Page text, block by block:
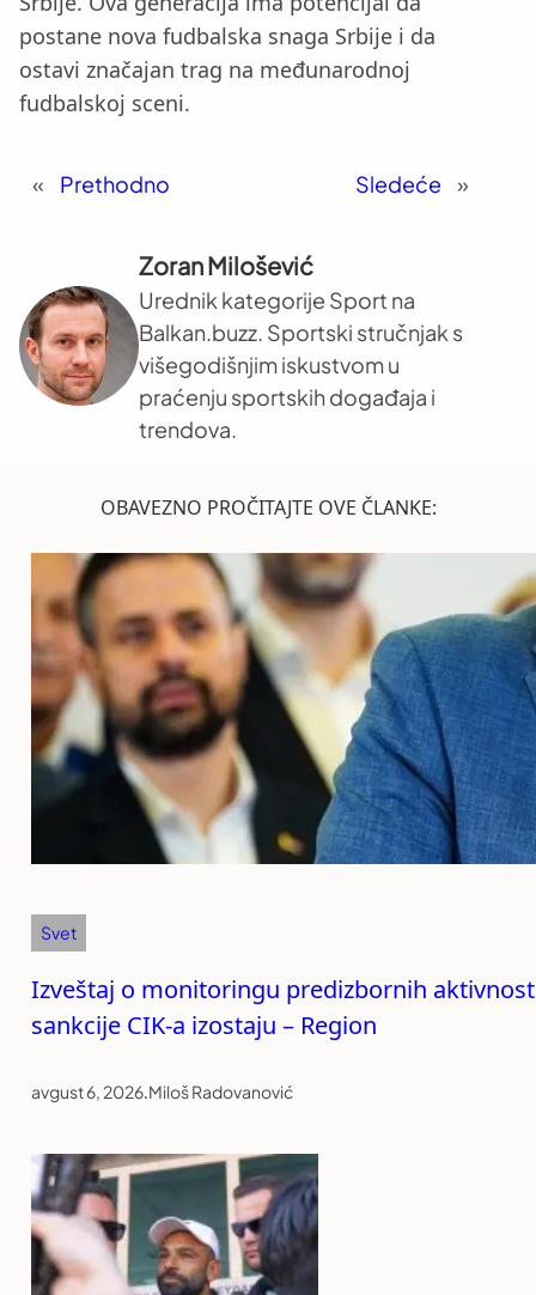
postane nova fudbalska snaga Srbije i da
ostavi značajan trag na međunarodnoj
fudbalskoj sceni.
« Prethodno Sledeće »
Zoran Milošević
Urednik kategorije Sport na
Balkan.buzz. Sportski stručnjak s
višegodišnjim iskustvom u
praćenju sportskih događaja i
trendova.
OBAVEZNO PROČITAJTE OVE ČLANKE:
Svet
Izveštaj o monitoringu predizbornih
sankcije CIK-a izostaju – Region
avgust 6, 2026.Miloš Radovanović